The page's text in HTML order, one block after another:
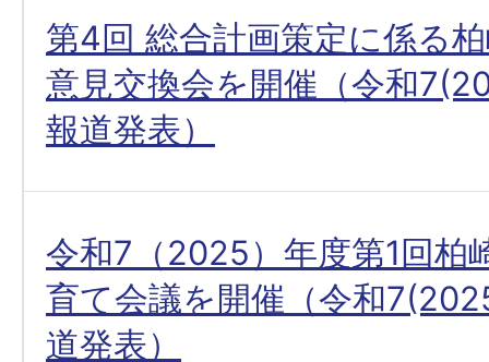
第4回 総合計画策定に係る
意見交換会を開催（令和
報道発表）
令和7（2025）年度第1回柏
育て会議を開催（令和
道発表）